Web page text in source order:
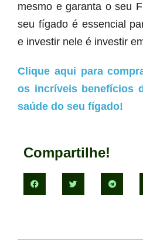
mesmo e garanta o seu
seu fígado é essencial
e investir nele é investir
Clique aqui para
os incríveis benefícios
saúde do seu fígado!
Compartilhe!